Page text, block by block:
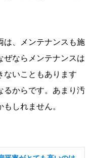
は、メンテナンスも施
ぜならメンテナンスは
ないこともあります
るからです。あまり汚
しれません。